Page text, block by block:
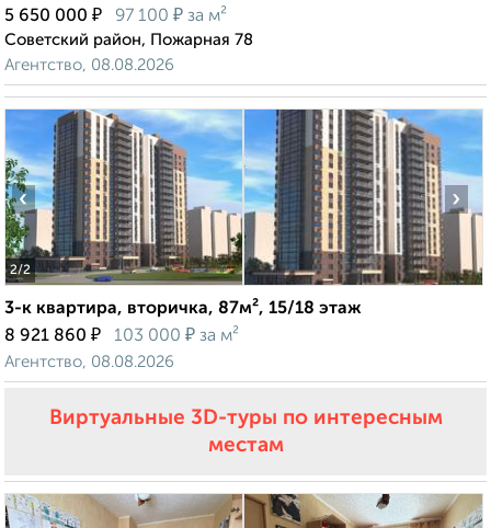
5 650 000 ₽ 97 100 ₽ за м²
Советский район, Пожарная 78
Агентство, 08.08.2026
2/2
‹ ›
3-к квартира, вторичка, 87м², 15/18 этаж
8 921 860 ₽ 103 000 ₽ за м²
Агентство, 08.08.2026
Виртуальные 3D-туры по интересным
местам